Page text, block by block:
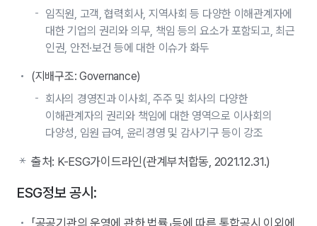
임직원, 고객, 협력회사, 지역사회 등 다양한 이해관계자에
대한 기업의 권리와 의무, 책임 등의 요소가 포함되고, 최근
인권, 안전·보건 등에 대한 이슈가 화두
(지배구조: Governance)
회사의 경영진과 이사회, 주주 및 회사의 다양한
이해관계자의 권리와 책임에 대한 영역으로 이사회의
다양성, 임원 급여, 윤리경영 및 감사기구 등이 강조
출처: K-ESG가이드라인(관계부처합동, 2021.12.31.)
ESG정보 공시:
「공공기관의 운영에 관한 법률」등에 따른 통합공시 이외에